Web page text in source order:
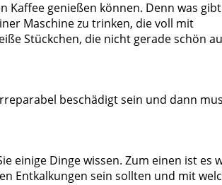
Kaffee genießen können. Denn was
Maschine zu trinken, die voll mit
Stückchen, die nicht gerade schön
beschädigt sein und dann
einige Dinge wissen. Zum einen ist es
Entkalkungen sein sollten und mit